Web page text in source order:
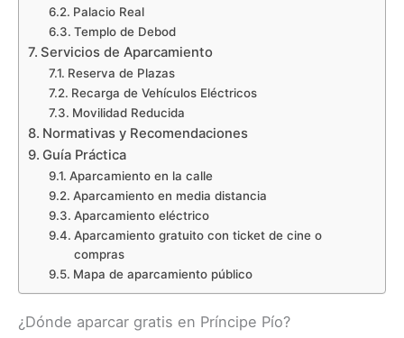
Palacio Real
Templo de Debod
Servicios de Aparcamiento
Reserva de Plazas
Recarga de Vehículos Eléctricos
Movilidad Reducida
Normativas y Recomendaciones
Guía Práctica
Aparcamiento en la calle
Aparcamiento en media distancia
Aparcamiento eléctrico
Aparcamiento gratuito con ticket de cine o
compras
Mapa de aparcamiento público
¿Dónde aparcar gratis en Príncipe Pío?